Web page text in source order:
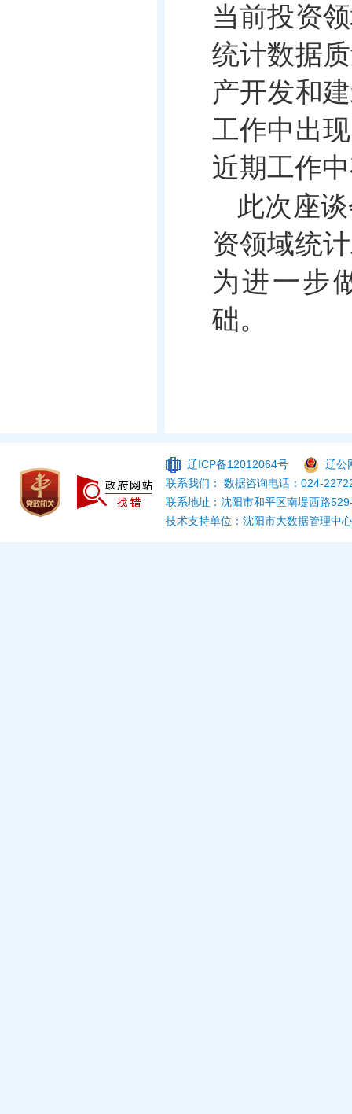
当前投资
统计数据
产开发和
工作中出
近期工作
此次座
资领域统
为进一步
础。
辽ICP备12012064号
辽公
联系我们： 数据咨询电话：024-
联系地址：沈阳市和平区南堤西路
技术支持单位：沈阳市大数据管理中